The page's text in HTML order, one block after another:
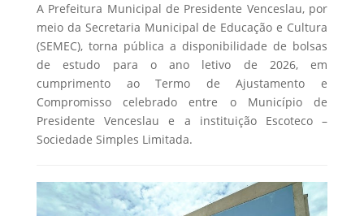
A Prefeitura Municipal de Presidente Venceslau, por
meio da Secretaria Municipal de Educação e Cultura
(SEMEC), torna pública a disponibilidade de bolsas
de estudo para o ano letivo de 2026, em
cumprimento ao Termo de Ajustamento e
Compromisso celebrado entre o Município de
Presidente Venceslau e a instituição Escoteco –
Sociedade Simples Limitada.